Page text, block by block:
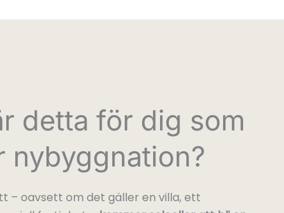
detta för dig som
nybyggnation?
– oavsett om det gäller en villa, ett